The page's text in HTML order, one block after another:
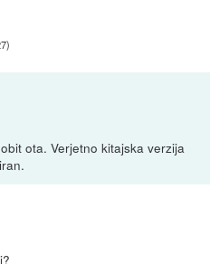
)
ota. Verjetno kitajska verzija